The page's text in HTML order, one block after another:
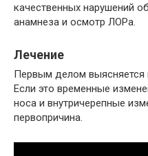
качественных нарушений
анамнеза и осмотр ЛОРа.
Лечение
Первым делом выясняется
Если это временные
носа и внутричерепные
первопричина.